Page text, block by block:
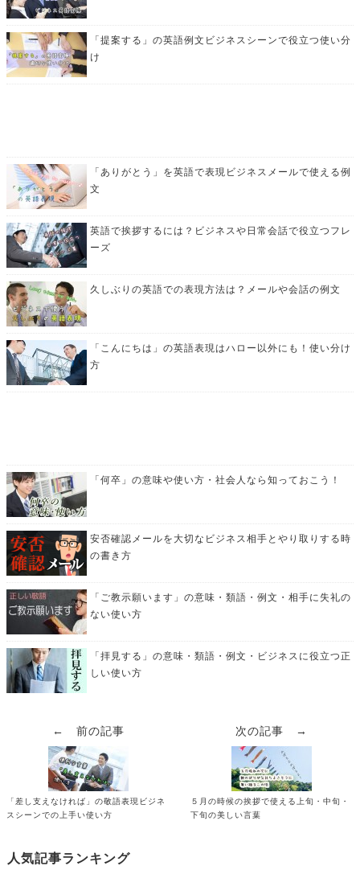
「提案する」の英語例文ビジネスシーンで役立つ使い分
け
「ありがとう」を英語で表現ビジネスメールで使える例
文
英語で挨拶するには？ビジネスや日常会話で役立つフレ
ーズ
久しぶりの英語での表現方法は？メールや会話の例文
「こんにちは」の英語表現はハロー以外にも！使い分け
方
「何卒」の意味や使い方・社会人なら知っておこう！
安否確認メールを大切なビジネス相手とやり取りする時
の書き方
「ご教示願います」の意味・類語・例文・相手に失礼の
ない使い方
「拝見する」の意味・類語・例文・ビジネスに役立つ正
しい使い方
← 前の記事
「差し支えなければ」の敬語表現ビジネ
スシーンでの上手い使い方
次の記事 →
５月の時候の挨拶で使える上旬・中旬・
下旬の美しい言葉
人気記事ランキング